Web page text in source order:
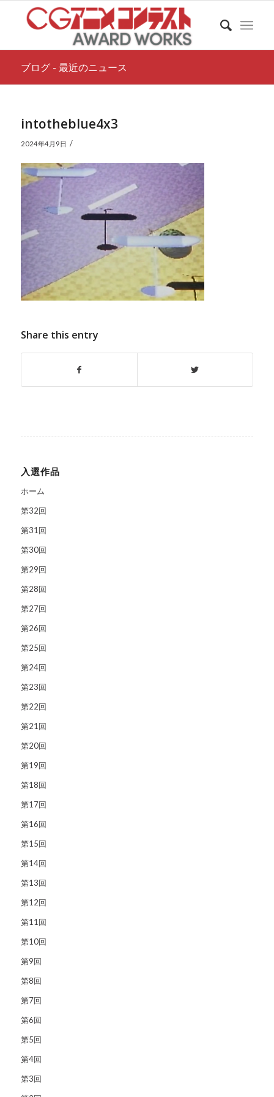
ブログ - 最近のニュース
intotheblue4x3
2024年4月9日 /
Share this entry
入選作品
ホーム
第32回
第31回
第30回
第29回
第28回
第27回
第26回
第25回
第24回
第23回
第22回
第21回
第20回
第19回
第18回
第17回
第16回
第15回
第14回
第13回
第12回
第11回
第10回
第9回
第8回
第7回
第6回
第5回
第4回
第3回